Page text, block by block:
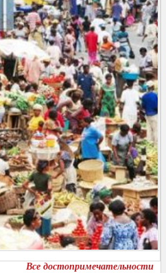
Все достопримечательности